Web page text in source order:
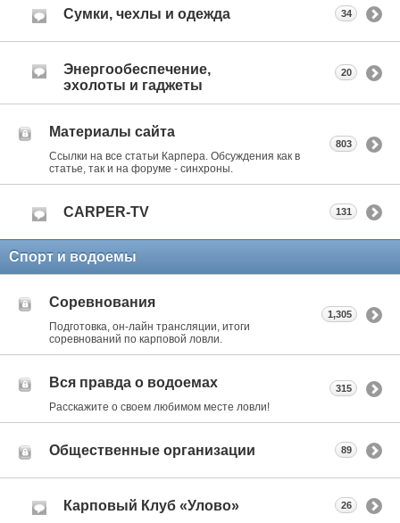
Сумки, чехлы и одежда 34
Энергообеспечение,
эхолоты и гаджеты
20
Материалы сайта
Ссылки на все статьи Карпера. Обсуждения как в
статье, так и на форуме - синхроны.
803
CARPER-TV 131
Спорт и водоемы
Соревнования
Подготовка, он-лайн трансляции, итоги
соревнований по карповой ловли.
1,305
Вся правда о водоемах
Расскажите о своем любимом месте ловли!
315
Общественные организации 89
Карповый Клуб «Улово» 26